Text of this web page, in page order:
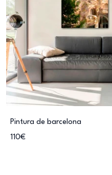
Pintura de barcelona
110€